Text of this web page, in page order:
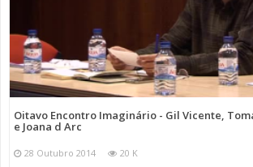
Oitavo Encontro Imaginário - Gil Vicente,
e Joana d Arc
28 Outubro 2014 20 K